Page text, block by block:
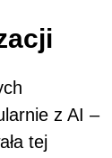
z AI –
tej